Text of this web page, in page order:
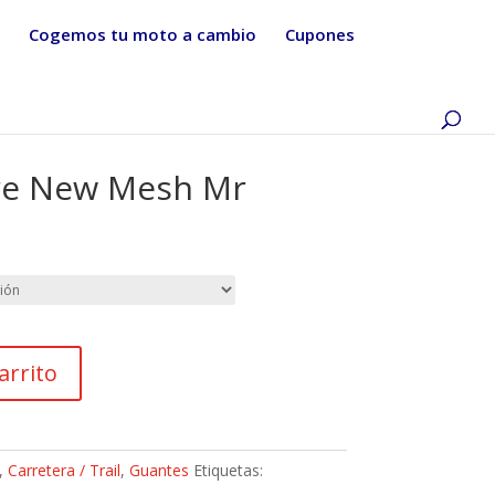
Cogemos tu moto a cambio Cupones
New Mesh Mr
Carretera / Trail, Guantes Etiquetas: